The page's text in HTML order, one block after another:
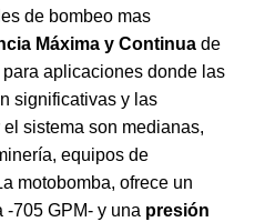
de bombeo mas
Máxima y Continua de
aplicaciones donde las
significativas y las
sistema son medianas,
equipos de
motobomba, ofrece un
-705 GPM- y una presión